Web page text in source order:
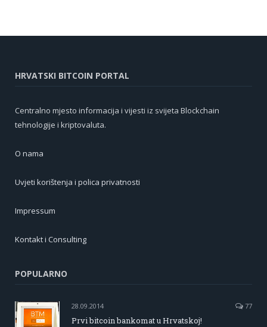
HRVATSKI BITCOIN PORTAL
Centralno mjesto informacija i vijesti iz svijeta Blockchain
tehnologije i kriptovaluta.
O nama
Uvjeti korištenja i polica privatnosti
Impressum
Kontakt i Consulting
POPULARNO
28.09.2014 77
Prvi bitcoin bankomat u Hrvatskoj!